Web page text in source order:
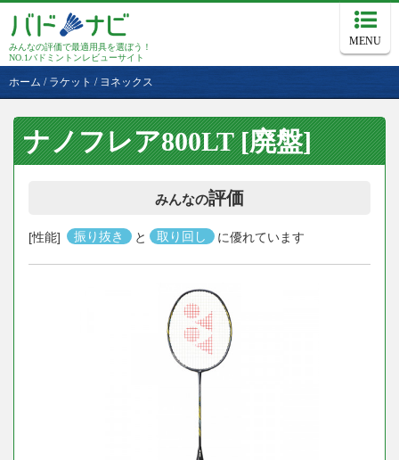
みんなの評価で最適用具を選ぼう！
NO.1バドミントンレビューサイト
MENU
ホーム / ラケット / ヨネックス
ナノフレア800LT [廃盤]
みんなの評価
[性能] 振り抜き と 取り回し に優れています